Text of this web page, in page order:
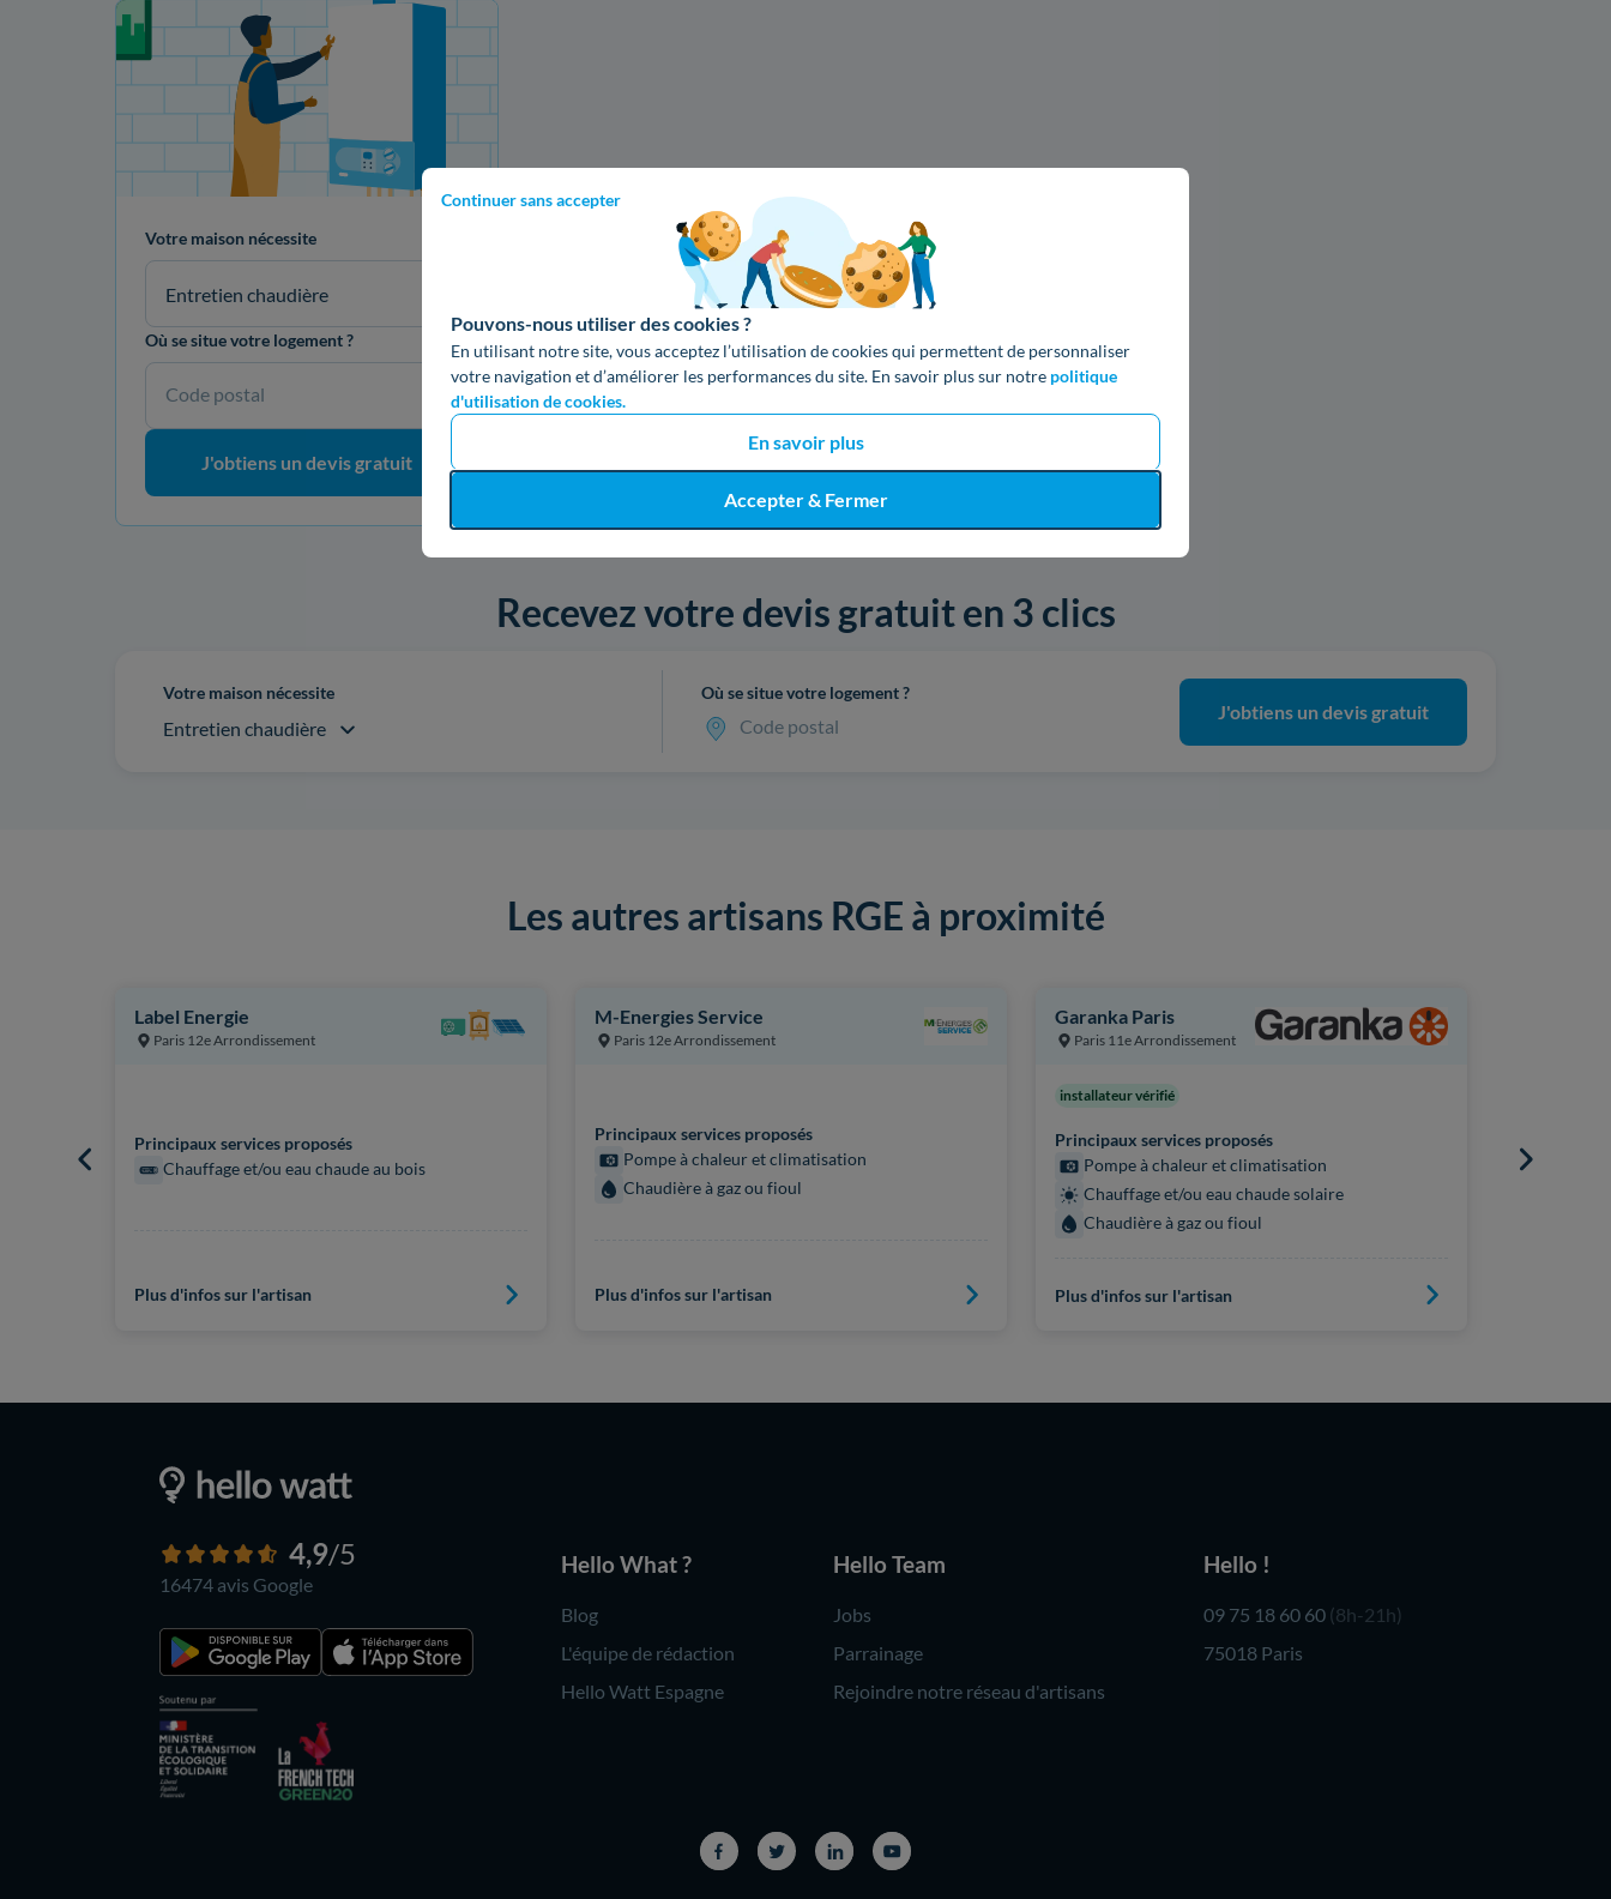
Continuer sans accepter
Pouvons-nous utiliser des cookies ?
En utilisant notre site, vous acceptez l’utilisation de cookies qui permettent de personnaliser
votre navigation et d’améliorer les performances du site. En savoir plus sur notre politique
d'utilisation de cookies.
En savoir plus
Accepter & Fermer
Votre projet de rénovation
Votre maison nécessite
Entretien chaudière
Où se situe votre logement ?
Code postal
J'obtiens un devis gratuit
Recevez votre devis gratuit en 3 clics
Votre maison nécessite
Entretien chaudière
Où se situe votre logement ?
Code postal
J'obtiens un devis gratuit
Les autres artisans RGE à proximité
Label Energie
Paris 12e Arrondissement
Principaux services proposés
Chauffage et/ou eau chaude au bois
Plus d'infos sur l'artisan
M-Energies Service
Paris 12e Arrondissement
Principaux services proposés
Pompe à chaleur et climatisation
Chaudière à gaz ou fioul
Plus d'infos sur l'artisan
Garanka Paris
Paris 11e Arrondissement
installateur vérifié
Principaux services proposés
Pompe à chaleur et climatisation
Chauffage et/ou eau chaude solaire
Chaudière à gaz ou fioul
Plus d'infos sur l'artisan
Principaux
4,9/5
16474 avis Google
Hello What ?
Blog
L'équipe de rédaction
Hello Watt Espagne
Hello Team
Jobs
Parrainage
Rejoindre notre réseau d'artisans
Hello !
09 75 18 60 60 (8h-21h)
75018 Paris